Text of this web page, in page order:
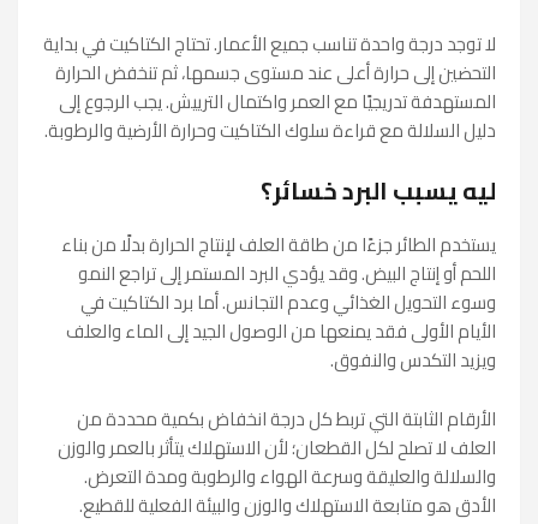
لا توجد درجة واحدة تناسب جميع الأعمار. تحتاج الكتاكيت في بداية
التحضين إلى حرارة أعلى عند مستوى جسمها، ثم تنخفض الحرارة
المستهدفة تدريجيًا مع العمر واكتمال الترييش. يجب الرجوع إلى
دليل السلالة مع قراءة سلوك الكتاكيت وحرارة الأرضية والرطوبة.
ليه يسبب البرد خسائر؟
يستخدم الطائر جزءًا من طاقة العلف لإنتاج الحرارة بدلًا من بناء
اللحم أو إنتاج البيض. وقد يؤدي البرد المستمر إلى تراجع النمو
وسوء التحويل الغذائي وعدم التجانس. أما برد الكتاكيت في
الأيام الأولى فقد يمنعها من الوصول الجيد إلى الماء والعلف
ويزيد التكدس والنفوق.
الأرقام الثابتة التي تربط كل درجة انخفاض بكمية محددة من
العلف لا تصلح لكل القطعان؛ لأن الاستهلاك يتأثر بالعمر والوزن
والسلالة والعليقة وسرعة الهواء والرطوبة ومدة التعرض.
الأدق هو متابعة الاستهلاك والوزن والبيئة الفعلية للقطيع.